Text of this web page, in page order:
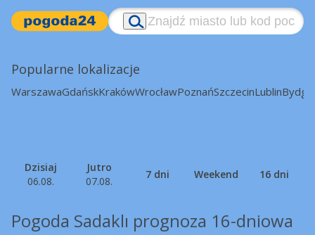
Popularne lokalizacje
WarszawaGdańskKrakówWrocławPoznańSzczecinLublin
Dzisiaj
06.08.
Jutro
07.08.
7 dni Weekend 16 dni
Pogoda Sadaklı prognoza 16-dniowa